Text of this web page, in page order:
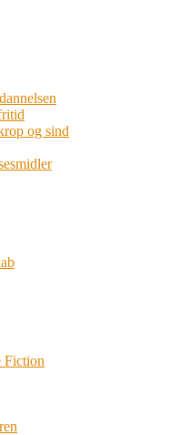
og sind
Fiction